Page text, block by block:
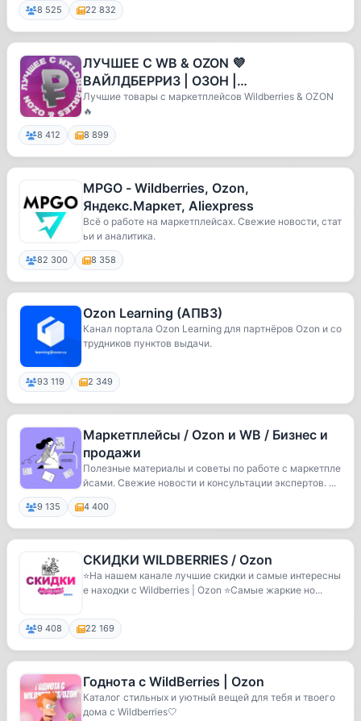
8 525 22 832
ЛУЧШЕЕ С WB & OZON 💜
ВАЙЛДБЕРРИЗ | ОЗОН |
МАРКЕТПЛЕЙСЫ | СКИДКИ | АКЦИИ
Лучшие товары с маркетплейсов Wildberries & OZON
🔥
8 412 8 899
MPGO - Wildberries, Ozon,
Яндекс.Маркет, Aliexpress
Всё о работе на маркетплейсах. Свежие новости, стат
ьи и аналитика.
82 300 8 358
Ozon Learning (АПВЗ)
Канал портала Ozon Learning для партнёров Ozon и со
трудников пунктов выдачи.
93 119 2 349
Маркетплейсы / Ozon и WB / Бизнес и
продажи
Полезные материалы и советы по работе с маркетпле
йсами. Свежие новости и консультации экспертов. ...
9 135 4 400
СКИДКИ WILDBERRIES / Ozon
⭐️На нашем канале лучшие скидки и самые интересны
е находки с Wildberries | Ozon ⭐️Самые жаркие но...
9 408 22 169
Годнота с WildBerries | Ozon
Каталог стильных и уютный вещей для тебя и твоего
дома с Wildberries🤍